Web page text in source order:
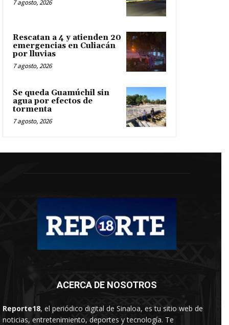
7 agosto, 2026
Rescatan a 4 y atienden 20
emergencias en Culiacán
por lluvias
7 agosto, 2026
Se queda Guamúchil sin
agua por efectos de
tormenta
7 agosto, 2026
ACERCA DE NOSOTROS
Reporte18, el periódico digital de Sinaloa, es tu sitio web de
noticias, entretenimiento, deportes y tecnología. Te